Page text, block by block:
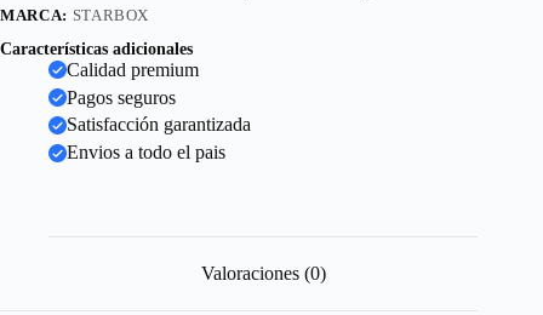
MARCA: STARBOX
Características adicionales
Calidad premium
Pagos seguros
Satisfacción garantizada
Envios a todo el pais
Valoraciones (0)